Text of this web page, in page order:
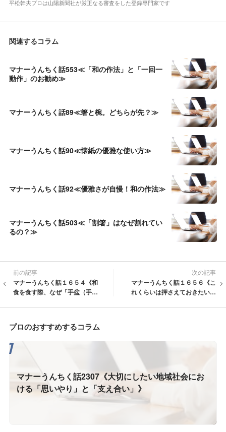
平松幹夫プロは山陽新聞社が厳正なる審査をした登録専門家です
関連するコラム
マナーうんちく話553≪「和の作法」と「一回一
動作」のお勧め≫
マナーうんちく話89≪箸と椀。どちらが先？≫
マナーうんちく話90≪懐紙の優雅な使い方≫
マナーうんちく話92≪優雅さが自慢！和の作法≫
マナーうんちく話503≪「割箸」はなぜ割れてい
るの？≫
前の記事
マナーうんちく話１６５４《和
食を食す際、なぜ「手盆（手
次の記事
マナーうんちく話１６５６《こ
れくらいは押さえておきたい食
プロのおすすめするコラム
マナーうんちく話2307《大切にしたい地域社会にお
ける「思いやり」と「支え合い」》